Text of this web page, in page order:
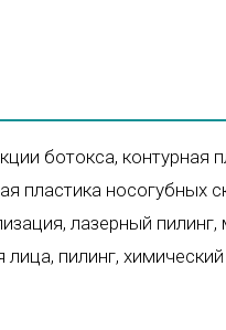
ботокса, контурная
пластика носогубных
, лазерный пилинг,
лица, пилинг,